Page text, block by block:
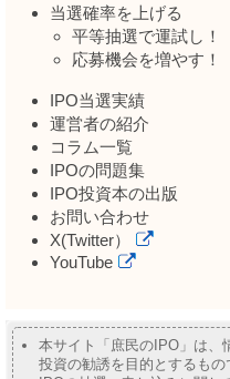
当選確率を上げる
平等抽選で運試し！
応募機会を増やす！
IPO当選実績
運営者の紹介
コラム一覧
IPOの問題集
IPO投資本の出版
お問い合わせ
X(Twitter）
YouTube
本サイト「庶民のIPO」は、
投資の勧誘を目的とするもの